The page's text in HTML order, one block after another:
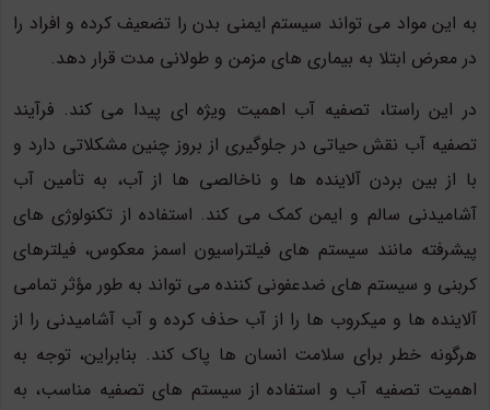
به این مواد می تواند سیستم ایمنی بدن را تضعیف کرده و افراد را
در معرض ابتلا به بیماری های مزمن و طولانی مدت قرار دهد.
در این راستا، تصفیه آب اهمیت ویژه ای پیدا می کند. فرآیند
تصفیه آب نقش حیاتی در جلوگیری از بروز چنین مشکلاتی دارد و
با از بین بردن آلاینده ها و ناخالصی ها از آب، به تأمین آب
آشامیدنی سالم و ایمن کمک می کند. استفاده از تکنولوژی های
پیشرفته مانند سیستم های فیلتراسیون اسمز معکوس، فیلترهای
کربنی و سیستم های ضدعفونی کننده می تواند به طور مؤثر تمامی
آلاینده ها و میکروب ها را از آب حذف کرده و آب آشامیدنی را از
هرگونه خطر برای سلامت انسان ها پاک کند. بنابراین، توجه به
اهمیت تصفیه آب و استفاده از سیستم های تصفیه مناسب، به